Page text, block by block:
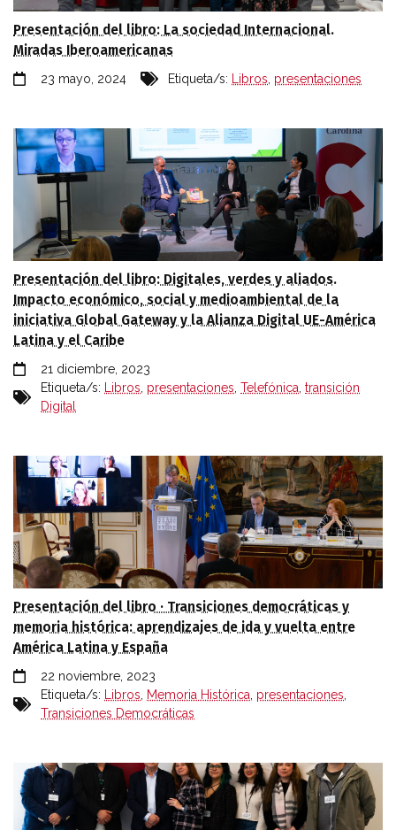
Presentación del libro: La sociedad Internacional.
Miradas Iberoamericanas
23 mayo, 2024 Etiqueta/s: Libros presentaciones
Presentación del libro: Digitales, verdes y aliados.
Impacto económico, social y medioambiental de la
iniciativa Global Gateway y la Alianza Digital UE-América
Latina y el Caribe
21 diciembre, 2023
Etiqueta/s:
Libros presentaciones Telefónica transición
Digital
Presentación del libro · Transiciones democráticas y
memoria histórica: aprendizajes de ida y vuelta entre
América Latina y España
22 noviembre, 2023
Etiqueta/s:
Libros Memoria Histórica presentaciones
Transiciones Democráticas